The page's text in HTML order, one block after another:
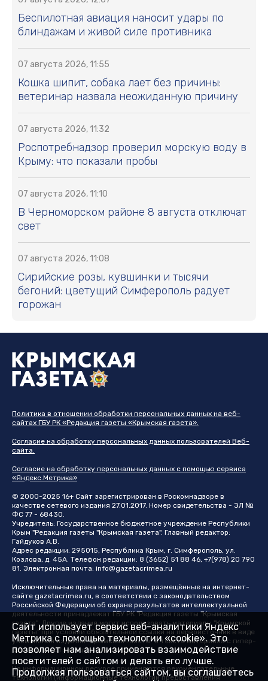
Беспилотная авиация наносит удары по
блиндажам и живой силе противника
07 августа 2026, 11:55
Кошка шипит, собака лает без причины:
ветеринар назвала неожиданную причину
07 августа 2026, 11:32
Роспотребнадзор проверил морскую воду в
Крыму: что показали пробы
07 августа 2026, 11:10
В Черноморском районе 8 августа отключат
свет
07 августа 2026, 11:08
Сирийские розы, кувшинки и тысячи
бегоний: цветущий Симферополь радует
горожан
Политика в отношении обработки персональных данных на веб-
сайтах ГБУ РК «Редакция газеты «Крымская газета».
Согласие на обработку персональных данных пользователей Веб-
сайта.
Согласие на обработку персональных данных с помощью сервиса
«Яндекс.Метрика»
© 2000-2025 16+ Сайт зарегистрирован в Роскомнадзоре в
качестве сетевого издания 27.01.2017. Номер свидетельства - ЭЛ №
ФС 77 - 68430.
Учредитель: Государственное бюджетное учреждение Республики
Крым "Редакция газеты "Крымская газета". Главный редактор:
Гайдуков А.В.
Адрес редакции: 295015, Республика Крым, г. Симферополь, ул.
Козлова, д. 45А. Телефон редакции: 8 (3652) 51 88 46, +7(978) 20 790
81. Электронная почта: info@gazetacrimea.ru
Исключительные права на материалы, размещённые на интернет-
сайте gazetacrimea.ru, в соответствии с законодательством
Российской Федерации об охране результатов интеллектуальной
деятельности принадлежат ГБУ РК "Редакция газеты "Крымская
газета". Другие издания могут использовать материалы "Крымской
газеты" при условии обязательной ссылки на первоисточник в виде
упоминания издания "Крымская газета" в тексте материала с гипер-
ссылкой на страницу-первоисточник
На информационном ресурсе применяются рекомендательные
технологии (информационные технологии предоставления
Сайт использует сервис веб-аналитики Яндекс
Метрика с помощью технологии «cookie». Это
позволяет нам анализировать взаимодействие
посетителей с сайтом и делать его лучше.
Продолжая пользоваться сайтом, вы соглашаетесь